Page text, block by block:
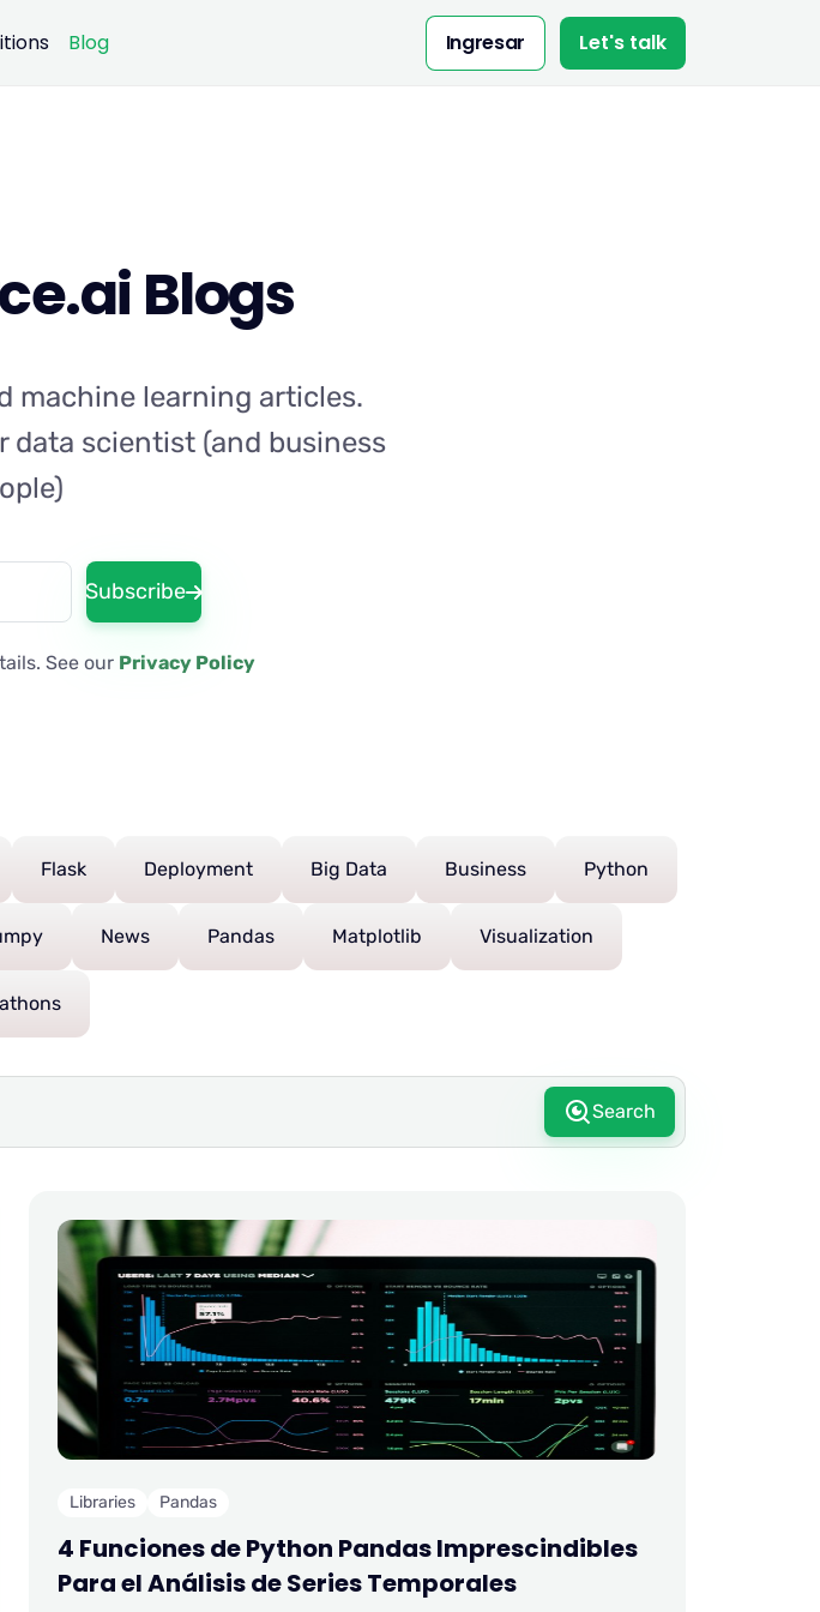
Blog Ingresar Let's talk
Blogs
machine learning articles.
data scientist (and business
Subscribe
See our Privacy Policy
Flask Deployment Big Data Business Python
News Pandas Matplotlib Visualization
Search
Libraries Pandas
4 Funciones de Python Pandas Imprescindibles
Para el Análisis de Series Temporales